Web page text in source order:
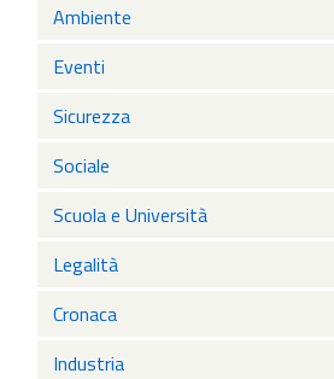
Ambiente
Eventi
Sicurezza
Sociale
Scuola e Università
Legalità
Cronaca
Industria